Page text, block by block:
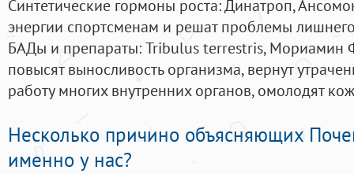
Синтетические гормоны роста: Динатроп,
энергии спортсменам и решат проблемы
БАДы и препараты:Tribulus terrestris, Мориамин
повысят выносливость организма, вернут
работу многих внутренних органов, омолодят
Несколько причино объясняющих
именно у нас?